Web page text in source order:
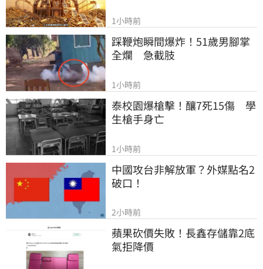
1小時前
踩鞭炮瞬間爆炸！51歲男腳掌
全爛　急截肢
1小時前
泰校園爆槍擊！釀7死15傷　學
生槍手身亡
1小時前
中國攻台非解放軍？外媒點名2
破口！
2小時前
蘋果砍價失敗！長鑫存儲靠2底
氣拒降價